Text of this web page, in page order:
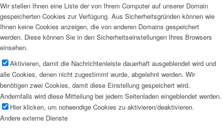
Wir stellen Ihnen eine Liste der von Ihrem Computer auf unserer Domain
gespeicherten Cookies zur Verfügung. Aus Sicherheitsgründen können wie
Ihnen keine Cookies anzeigen, die von anderen Domains gespeichert
werden. Diese können Sie in den Sicherheitseinstellungen Ihres Browsers
einsehen.
Aktivieren, damit die Nachrichtenleiste dauerhaft ausgeblendet wird und
alle Cookies, denen nicht zugestimmt wurde, abgelehnt werden. Wir
benötigen zwei Cookies, damit diese Einstellung gespeichert wird.
Andernfalls wird diese Mitteilung bei jedem Seitenladen eingeblendet werden.
Hier klicken, um notwendige Cookies zu aktivieren/deaktivieren.
Andere externe Dienste